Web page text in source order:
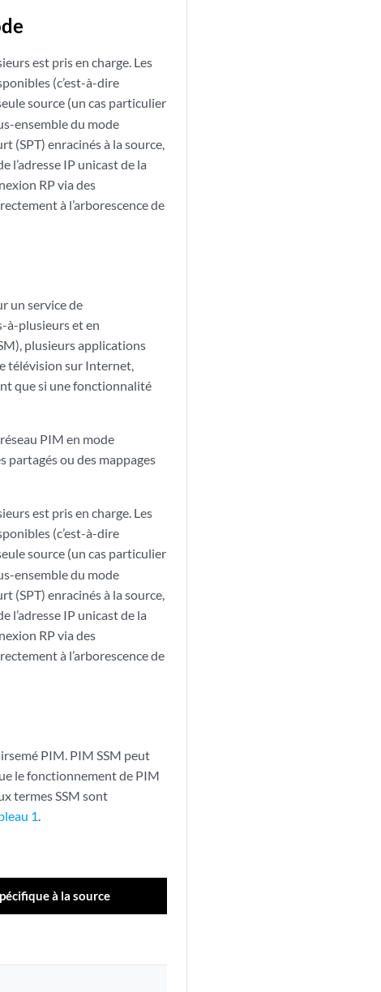
est pris en charge. Les
(c’est-à-dire
source (un cas particulier
ensemble du mode
(SPT) enracinés à la source,
l’adresse IP unicast de la
RP via des
à l’arborescence de
un service de
à-plusieurs et en
plusieurs applications
télévision sur Internet,
que si une fonctionnalité
PIM en mode
partagés ou des mappages
est pris en charge. Les
(c’est-à-dire
source (un cas particulier
ensemble du mode
(SPT) enracinés à la source,
l’adresse IP unicast de la
RP via des
à l’arborescence de
PIM. PIM SSM peut
le fonctionnement de PIM
termes SSM sont
1.
à la source